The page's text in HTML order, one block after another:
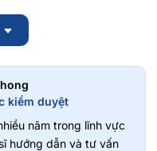
Mới
1500mg 80 Viên?
dưỡng chất cho xương
cầu chăm sóc sức khỏe
thể thao hoặc lao động
kiểm duyệt
năm trong lĩnh vực
hướng dẫn và tư vấn